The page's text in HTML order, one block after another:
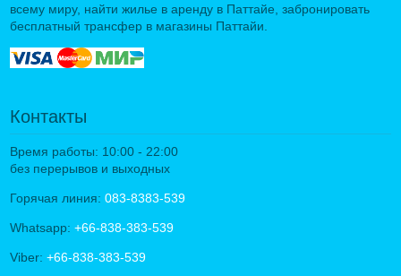
всему миру, найти жилье в аренду в Паттайе, забронировать
бесплатный трансфер в магазины Паттайи.
Контакты
Время работы: 10:00 - 22:00
без перерывов и выходных
Горячая линия: 083-8383-539
Whatsapp: +66-838-383-539
Viber: +66-838-383-539